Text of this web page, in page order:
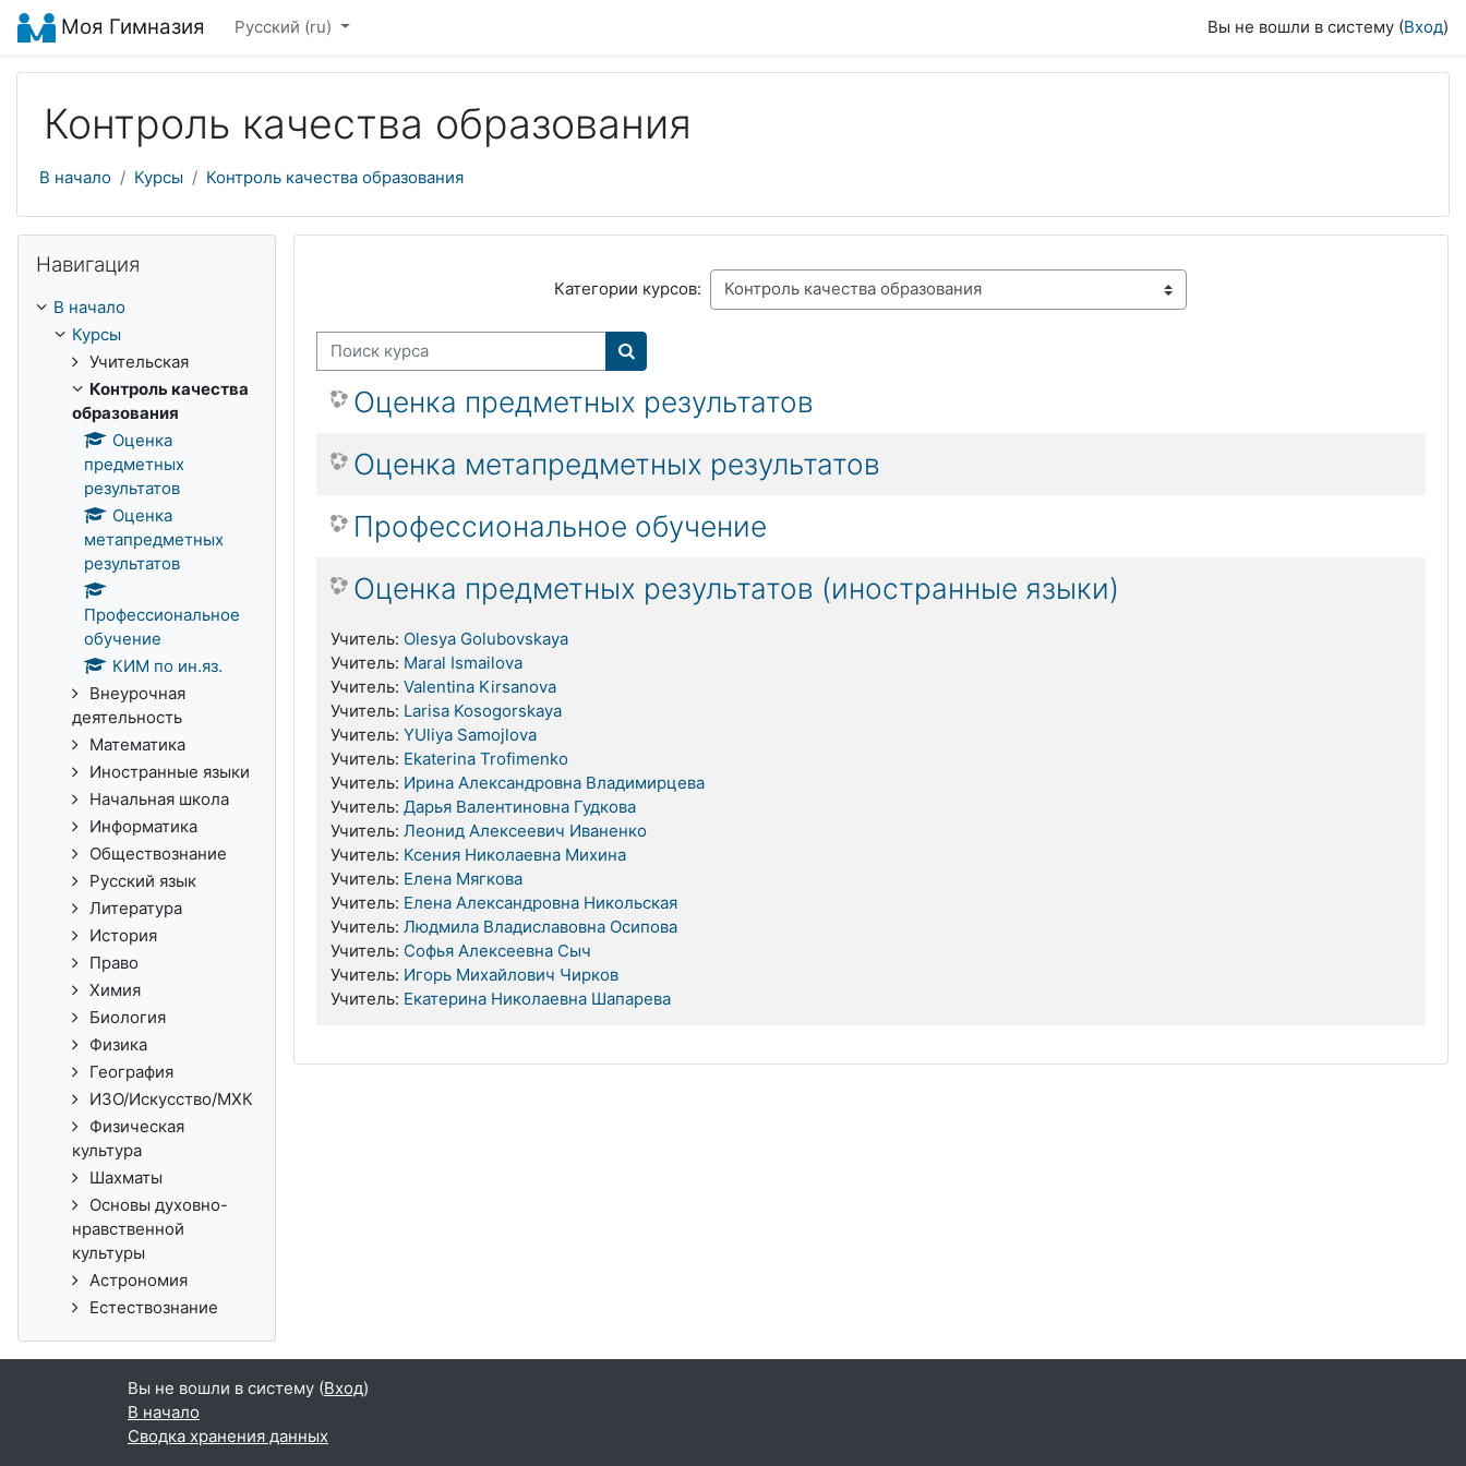
Перейти к основному содержанию
Моя Гимназия Русский ‎(ru)‎ Вы не вошли в систему (Вход)
Контроль качества образования
В начало Курсы Контроль качества образования
Категории курсов:
Поиск курса
Поиск курса
Оценка предметных результатов
Оценка метапредметных результатов
Профессиональное обучение
Оценка предметных результатов (иностранные языки)
Учитель: Olesya Golubovskaya
Учитель: Maral Ismailova
Учитель: Valentina Kirsanova
Учитель: Larisa Kosogorskaya
Учитель: YUliya Samojlova
Учитель: Ekaterina Trofimenko
Учитель: Ирина Александровна Владимирцева
Учитель: Дарья Валентиновна Гудкова
Учитель: Леонид Алексеевич Иваненко
Учитель: Ксения Николаевна Михина
Учитель: Елена Мягкова
Учитель: Елена Александровна Никольская
Учитель: Людмила Владиславовна Осипова
Учитель: Софья Алексеевна Сыч
Учитель: Игорь Михайлович Чирков
Учитель: Екатерина Николаевна Шапарева
Навигация
В начало
Курсы
Учительская
Контроль качества
образования
Оценка
предметных
результатов
Оценка
метапредметных
результатов
Профессиональное
обучение
КИМ по ин.яз.
Внеурочная
деятельность
Математика
Иностранные языки
Начальная школа
Информатика
Обществознание
Русский язык
Литература
История
Право
Химия
Биология
Физика
География
ИЗО/Искусство/МХК
Физическая
культура
Шахматы
Основы духовно-
нравственной
культуры
Астрономия
Естествознание
Вы не вошли в систему (Вход)
В начало
Сводка хранения данных